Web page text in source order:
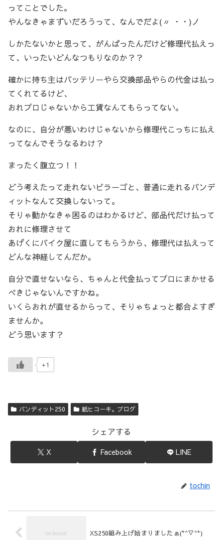
ってことでした。
やんなきゃまずいだろうって、なんでだよ(〃 ・・)ノ
しかたないかと思って、がんばったんだけど修理代払えっ
て、いったいどんなつもりなのか？？
確かに持ち主はバッテリーやら交換部品やらの代金は払っ
てくれてるけど、
おれプロじゃないから工賃なんてもらってない。
なのに、自分が悪いわけじゃないから修理代こっちに払え
ってなんでそうなるわけ？
まったく腹立つ！！
どう考えたって走れないビラーゴと、普通に走れるバンデ
ィットなんて交換しないって。
そりゃ動かなきゃ困るのはわかるけど、部品代だけ払って
おれに修理させて
あげくにバイク屋に直してもらうから、修理代は払えって
どんな神経してんだか。
自分で直せないなら、ちゃんと代金払ってプロにまかせる
べきじゃないんですかね。
いくらおれが直せるからって、そりゃちょっと都合よすぎ
ませんか。
どう思います？
+1
バンディット250 紙ヒコーキ。ブログ
シェアする
X Facebook LINE
tochin
XS250組み上げ始まりましたぁ(*^▽^*)